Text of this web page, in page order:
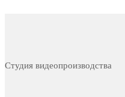
Студия видеопроизводства